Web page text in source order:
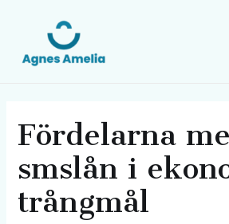
Fördelarna
smslån i
trångmål